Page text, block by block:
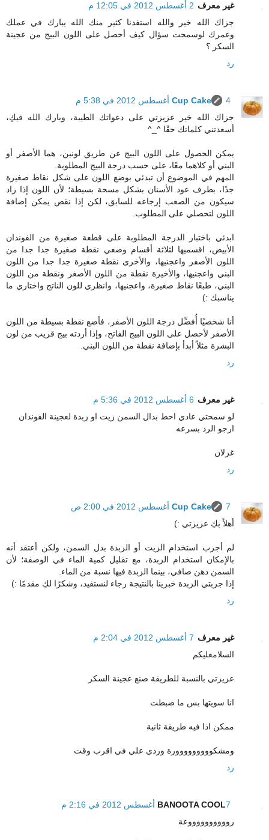
غير معرف 2 أغسطس 2012 في 12:05 م
جزاك الله خير والله استفدنا كثير منك الله يبارك في عملك
وعمرك لوسمحت سؤال كيف أحصل على اللون البيج من عجينة
السكر ؟
رد
Cup Cake
4 أغسطس 2012 في 5:38 م
جزاك الله خير عزيزتي على دعواتك الطيبة، وبارك الله فيكِ،
أسعدتني كلماتك حقًا ^_^
يمكن الحصول على اللون البيج عن طريق لونين، هما الأصفر أو
البني أو كلاهما معًا، على حسب درجة البيج المطلوبة.
المهم في الموضوع أن تبدئي بوضع اللون على شكل نقاط صغيرة
جدًا، بطرف عود الأسنان بشكل مسحة بسيطة؛ لأن اللون إذا زاد
سيكون من الصعب إرجاعه للسابق، لكن إذا نقص يمكن إضافة
اللون لتحصلي على المطلوب.
ابدئي باختبار الدرجة المطلوبة على قطعة صغيرة من الفوندان
الأبيض، اقسميها لثلاثة أقسام وضعي نقطة صغيرة جدا جدا من
اللون الأصفر واعجنيها، والأخرى نقطة صغيرة جدا جدا من اللون
البني واعجنيها، والأخيرة نقطة من اللون الأصغر ونقطة من اللون
البني، طبعًا نقاط صغيرة، واعجنيها، وانظري للون الناتج واختاري ما
يناسبك :)
أنا شخصيًا أُفضِّل درجة اللون الأصفر، فأضع نقطة بسيطة من اللون
الأصفر لأحصل على اللون البيج الفاتح، وإذا أردته بيج قريب من لون
البشرة مثلاً أبدأ بإضافة نقطة من اللون البني.
رد
غير معرف 6 أغسطس 2012 في 5:36 م
لو سمحتي عادي احط بدال السمن زيت او زبدة لعجينة الفوندان
ارجو الرد بسرعه
غزلان
رد
Cup Cake
7 أغسطس 2012 في 2:00 ص
أهلاً بكِ عزيزتي :)
لم أجرب استخدام الزيت أو الزبدة بدل السمن، ولكن أعتقد أنه
بالإمكان استخدام الزبدة، مع تقليل كمية الماء في الوصفة؛ لأن
السمن دهن صافي، بينما الزبدة فيها نسبة من الماء.
إذا جربتي الزبدة خبرينا بالنتيجة رجاء لنستفيد، وشكرًا لكِ مقدمًا :)
رد
غير معرف 7 أغسطس 2012 في 2:04 م
السلامعليكم
عزيزتي بالنسبة للطريقة صنع عجينة السكر
انا سويتها بس ما ضبطت
ممكن اذا فيه طريقة ثانية
ومشكووووووووورة وردي علي في اقرب وقت
رد
BANOOTA COOL7 أغسطس 2012 في 2:16 م
رووووووووووعة